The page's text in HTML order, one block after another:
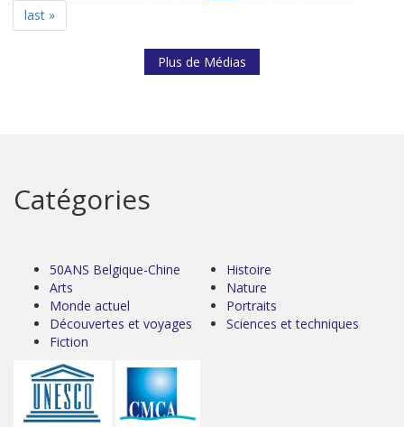
last »
Plus de Médias
Catégories
50ANS Belgique-Chine
Arts
Monde actuel
Découvertes et voyages
Fiction
Histoire
Nature
Portraits
Sciences et techniques